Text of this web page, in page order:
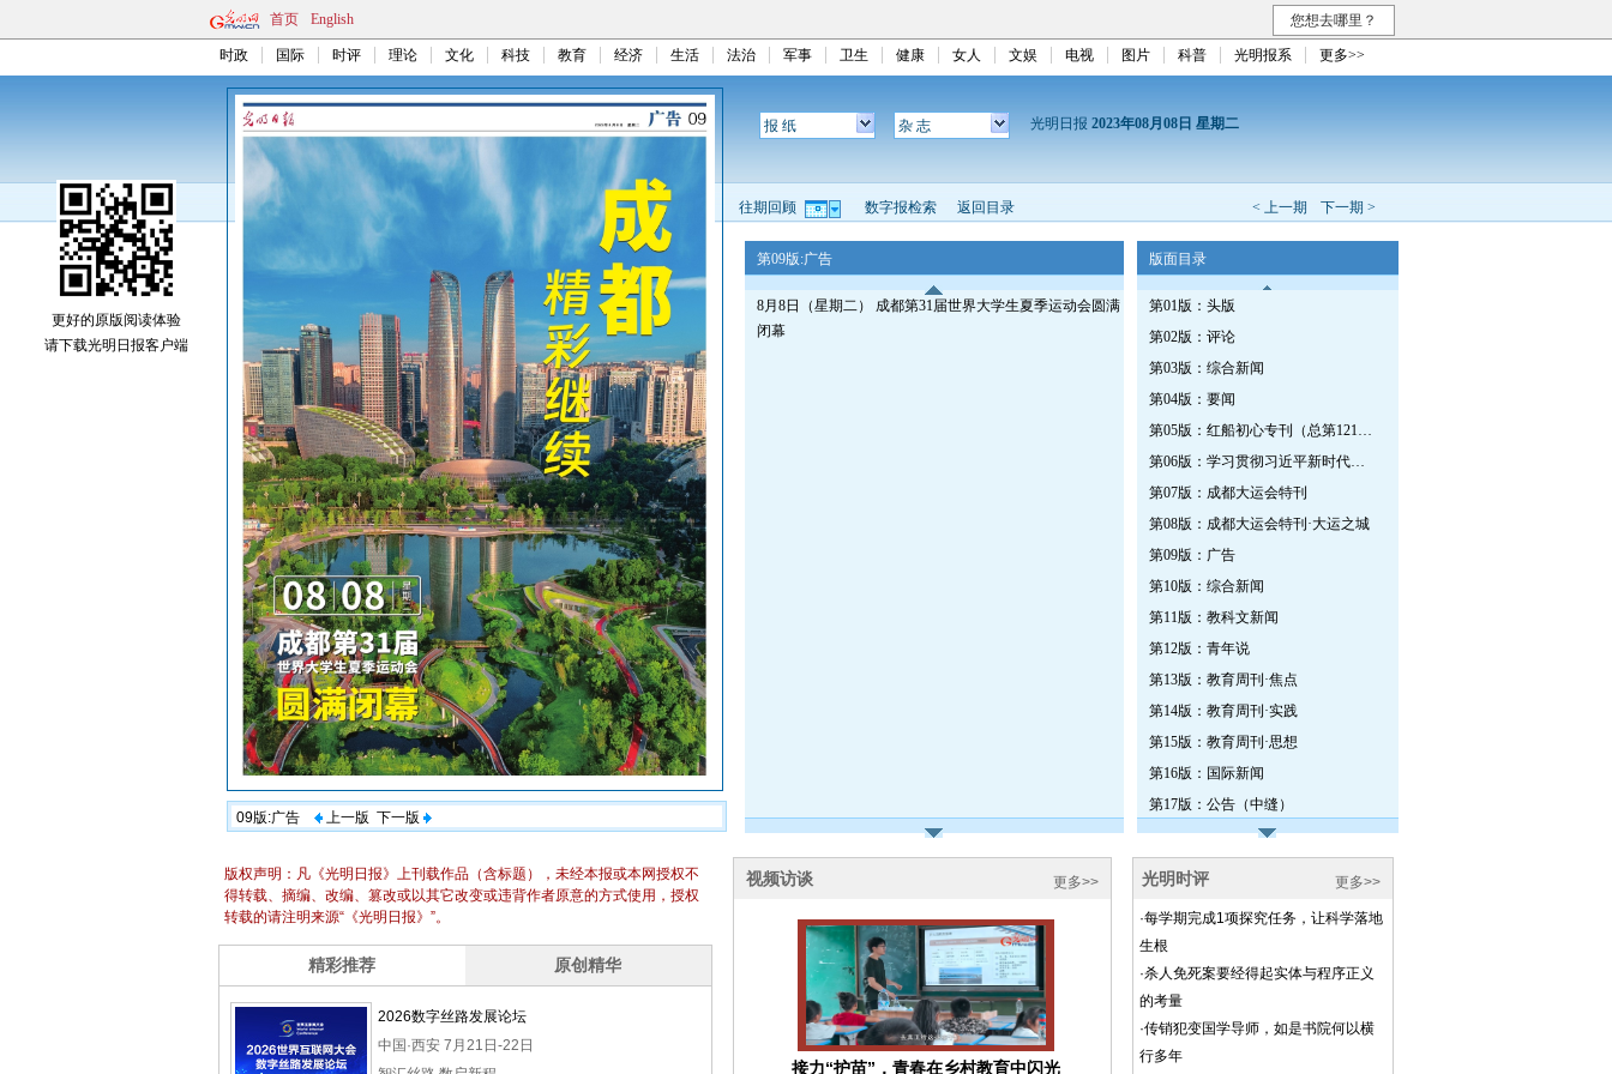
首页 English 您想去哪里？
时政 国际 时评 理论 文化 科技 教育 经济 生活 法治 军事 卫生 健康 女人 文娱 电视 图片 科普 光明报系 更多>>
09版:广告 上一版 下一版
报 纸 杂 志 光明日报 2023年08月08日 星期二
< 上一期 下一期 >
往期回顾 数字报检索 返回目录
第09版:广告
8月8日（星期二） 成都第31届世界大学生夏季运动会圆满
闭幕
版面目录
第01版：头版
第02版：评论
第03版：综合新闻
第04版：要闻
第05版：红船初心专刊（总第1215期）
第06版：学习贯彻习近平新时代中国特色社会主义思想专刊
第07版：成都大运会特刊
第08版：成都大运会特刊·大运之城
第09版：广告
第10版：综合新闻
第11版：教科文新闻
第12版：青年说
第13版：教育周刊·焦点
第14版：教育周刊·实践
第15版：教育周刊·思想
第16版：国际新闻
第17版：公告（中缝）
更好的原版阅读体验
请下载光明日报客户端